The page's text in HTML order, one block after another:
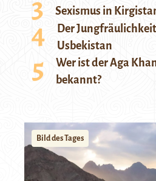
Sexismus in
Der
Usbekistan
Wer ist der Aga
bekannt?
Bild des Tages